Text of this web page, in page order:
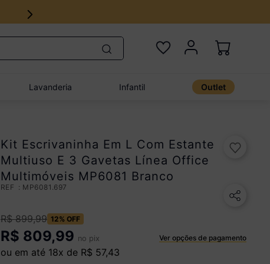
Lavanderia Infantil Outlet
Kit Escrivaninha Em L Com Estante
Multiuso E 3 Gavetas Línea Office
Multimóveis MP6081 Branco
: MP6081.697
R$ 899,99 12% OFF
R$ 809,99 no pix Ver opções de pagamento
ou em até 18x de R$ 57,43